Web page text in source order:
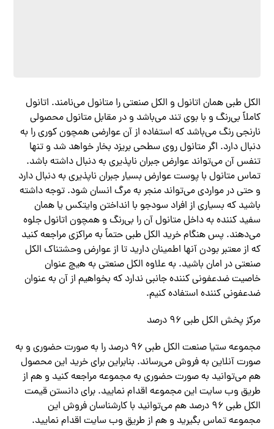
الکل طبی همان اتانول و الکل صنعتی را متانول می‌نامند. اتانول
کاملاً بی‌رنگ و با بوی تند می‌باشد و در مقابل متانول محصولی
نارنجی رنگ می‌باشد که استفاده از آن عوارضی همچون کوری را به
دنبال دارد. اگر متانول روی سطحی بریزد بخار خواهد شد و تنها
تنفس آن می‌تواند عوارض جبران ناپذیری به دنبال داشته باشد.
تماس متانول با پوست عوارض بسیار جبران ناپذیری به دنبال دارد
و حتی در مواردی می‌تواند منجر به مرگ انسان شود. توجه داشته
باشید که بسیاری از افراد سودجو با انداختن وایتکس یا همان
سفید کننده به داخل متانول آن را بی‌رنگ و همچون اتانول جلوه
می‌دهند. پس هنگام خرید الکل طبی حتماً به مراکزی مراجعه کنید
که از معتبر بودن آنها اطمینان دارید تا از عوارض وحشتناک الکل
صنعتی در امان باشید. به علاوه الکل صنعتی به هیچ عنوان
خاصیت ضدعفونی کننده جانبی ندارد که بخواهیم از آن به عنوان
ضدعفونی کننده استفاده کنیم.
مرکز پخش الکل طبی ۹۶ درصد
مجموعه ستیا صنعت الکل طبی ۹۶ درصد را به صورت حضوری و به
صورت آنلاین به فروش می‌رساند. بنابراین برای خرید این محصول
هم می‌توانید به صورت حضوری به مجموعه مراجعه کنید و هم از
طریق وب سایت این مجموعه اقدام نمایید. برای دانستن قیمت
الکل طبی ۹۶ درصد هم می‌توانید با کارشناسان فروش این
مجموعه تماس بگیرید و هم از طریق وب سایت اقدام نمایید.